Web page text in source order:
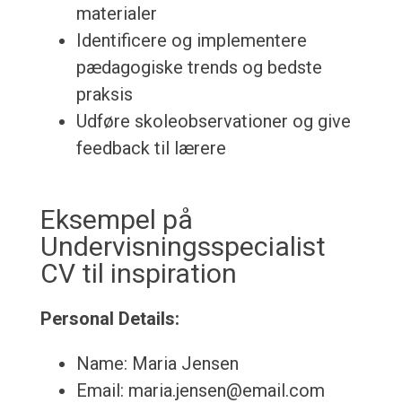
materialer
Identificere og implementere
pædagogiske trends og bedste
praksis
Udføre skoleobservationer og give
feedback til lærere
Eksempel på
Undervisningsspecialist
CV til inspiration
Personal Details:
Name: Maria Jensen
Email: maria.jensen@email.com